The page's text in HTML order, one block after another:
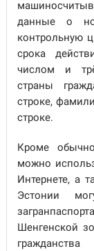
данные о
контрольную
срока
числом и
страны
строке,
строке.
Кроме
можно
Интернете, а
Эстонии
Шенгенской